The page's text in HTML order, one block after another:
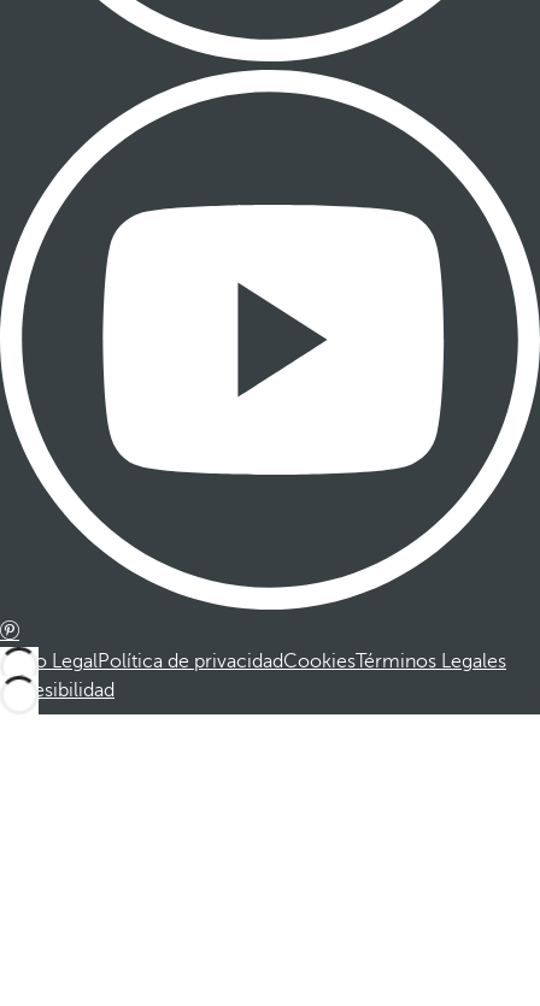
Aviso LegalPolítica de privacidadCookiesTérminos Legales
Accesibilidad